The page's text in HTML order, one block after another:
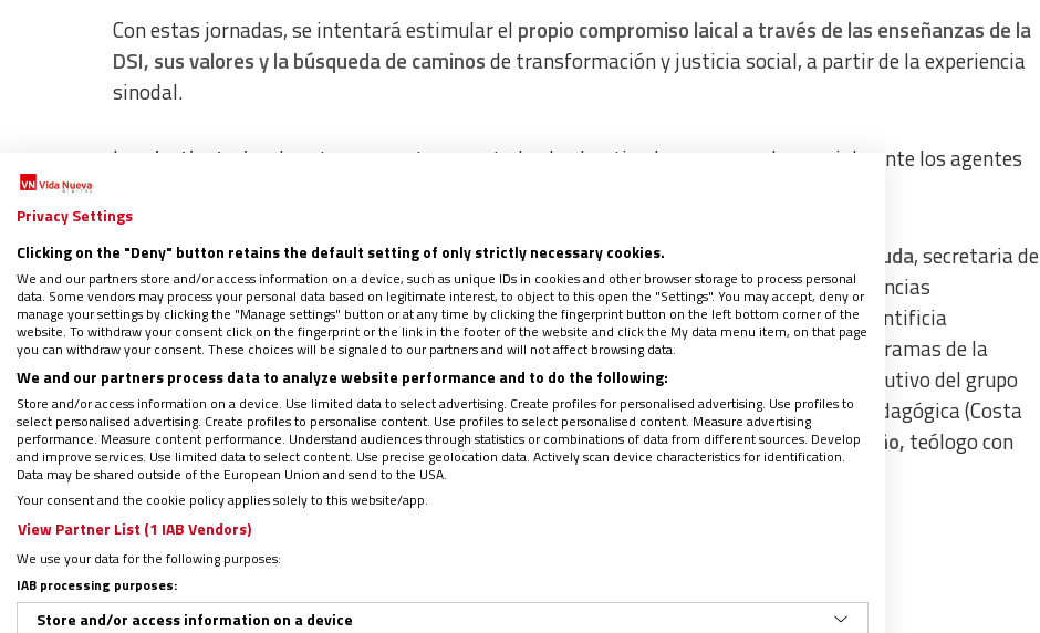
Con estas jornadas, se intentará estimular el propio compromiso laical a través de las enseñanzas de la
DSI, sus valores y la búsqueda de caminosde transformación y justicia social, a partir de la experiencia
sinodal.
Los destinatarios
de estos encuentros con todos los bautizados en general, especialmente los agentes
Distintos profesionales y especialistas acompañarán este proceso formativo: Emilce Cuda, secretaria de
la Pontificia Comisión para América Latina, y miembro de la Pontificia Academia de Ciencias
Sociales (Argentina);Cecilia di Lascio, magister en Doctrina Social de la Iglesia por la Pontificia
Universidad de Salamanca (Argentina);Rosa Inés Floriano,directora de gestión de programasde la
Fundación instituto para la Construcción de Paz (Colombia);Luis Hinojosa
, director ejecutivo del grupo
Fondo Ecuatoriano Populorum Progressio(Ecuador);Clara Mariel Badilla, Mediación pedagógica (Costa
Rica);Luz Marina Quintero,especialista en Derechos Humanos (Colombia);Lucas Cerviño, teólogo con
especialidad en interculturalidad. (Argentina)
Contenido
Estas son las temáticas que se desarrollarán durante estos encuentros:
Privacy Settings
Clicking on the "Deny" button retains the default setting of only strictly necessary cookies.
We and our partners store and/or access information on a device, such as unique IDs in cookies and other browser storage to process personal
data. Some vendors may process your personal data based on legitimate interest, to object to this open the "Settings". You may accept, deny or
manage your settings by clicking the "Manage settings" button or at any time by clicking the fingerprint button on the left bottom corner of the
website. To withdraw your consent click on the fingerprint or the link in the footer of the website and click the My data menu item, on that page
you can withdraw your consent. These choices will be signaled to our partners and will not affect browsing data.
We and our partners process data to analyze website performance and to do the following:
Store and/or access information on a device. Use limited data to select advertising. Create profiles for personalised advertising. Use profiles to
select personalised advertising. Create profiles to personalise content. Use profiles to select personalised content. Measure advertising
performance. Measure content performance. Understand audiences through statistics or combinations of data from different sources. Develop
and improve services. Use limited data to select content. Use precise geolocation data. Actively scan device characteristics for identification.
Data may be shared outside of the European Union and send to the USA.
Your consent and the cookie policy applies solely to this website/app.
View Partner List (1 IAB Vendors)
We use your data for the following purposes:
IAB processing purposes:
Store and/or access information on a device